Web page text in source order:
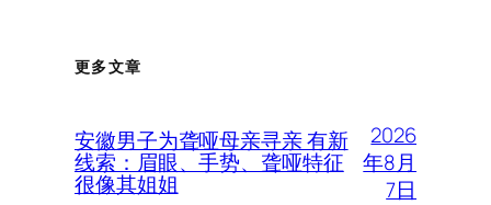
更多文章
安徽男子为聋哑母亲寻亲 有新
线索：眉眼、手势、聋哑特征
很像其姐姐
2026
年8月
7日